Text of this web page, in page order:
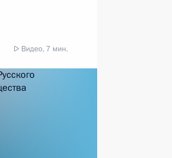
Видео, 7 мин.